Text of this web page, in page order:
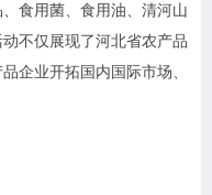
食用菌、食用油、清河山
不仅展现了河北省农产品
企业开拓国内国际市场、